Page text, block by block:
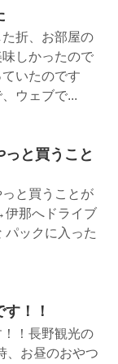
折、お部屋の
しかったので
いたのです
ウェブで...
と買うこと
と買うことが
那へドライブ
パックに入った
！！
！長野観光の
、お昼のおやつ